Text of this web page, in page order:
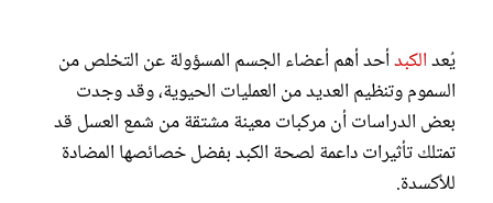
يُعدالكبدأحد أهم أعضاء الجسم المسؤولة عن التخلص من
السموم وتنظيم العديد من العمليات الحيوية، وقد وجدت
بعض الدراسات أن مركبات معينة مشتقة من شمع العسل قد
تمتلك تأثيرات داعمة لصحة الكبد بفضل خصائصها المضادة
للأكسدة.